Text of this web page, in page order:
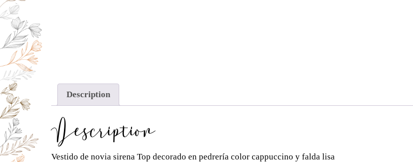
Description
Description
Vestido de novia sirena Top decorado en pedrería color cappuccino y falda lisa